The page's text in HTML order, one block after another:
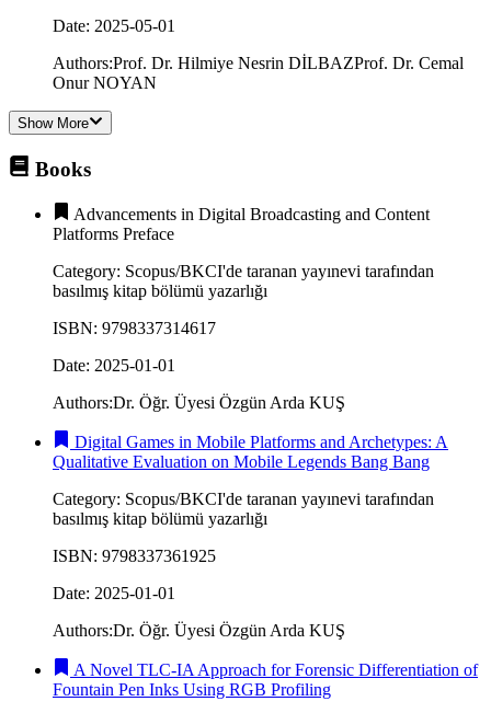
Date: 2025-05-01
Authors:Prof. Dr. Hilmiye Nesrin DİLBAZProf. Dr. Cemal
Onur NOYAN
Show More
Books
Advancements in Digital Broadcasting and Content
Platforms Preface
Category: Scopus/BKCI'de taranan yayınevi tarafından
basılmış kitap bölümü yazarlığı
ISBN: 9798337314617
Date: 2025-01-01
Authors:Dr. Öğr. Üyesi Özgün Arda KUŞ
Digital Games in Mobile Platforms and Archetypes: A
Qualitative Evaluation on Mobile Legends Bang Bang
Category: Scopus/BKCI'de taranan yayınevi tarafından
basılmış kitap bölümü yazarlığı
ISBN: 9798337361925
Date: 2025-01-01
Authors:Dr. Öğr. Üyesi Özgün Arda KUŞ
A Novel TLC-IA Approach for Forensic Differentiation of
Fountain Pen Inks Using RGB Profiling